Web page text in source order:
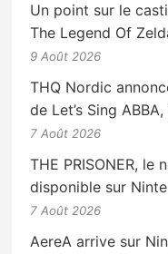
Un point sur le
The Legend Of
9 Août 2026
THQ Nordic
de Let’s Sing
7 Août 2026
THE PRISONER, le
disponible sur
7 Août 2026
AereA arrive sur